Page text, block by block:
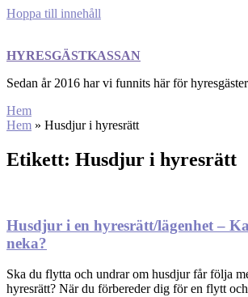
Hoppa till innehåll
HYRESGÄSTKASSAN
Sedan år 2016 har vi funnits här för hyresgäster
Hem
Hem » Husdjur i hyresrätt
Etikett: Husdjur i hyresrätt
Husdjur i en hyresrätt/lägenhet –
neka?
Ska du flytta och undrar om husdjur får följa
hyresrätt? När du förbereder dig för en flytt